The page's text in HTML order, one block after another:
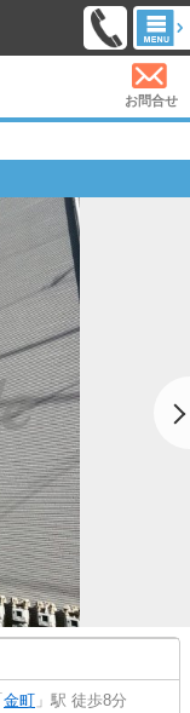
お問合せ
金町 」駅 徒歩8分